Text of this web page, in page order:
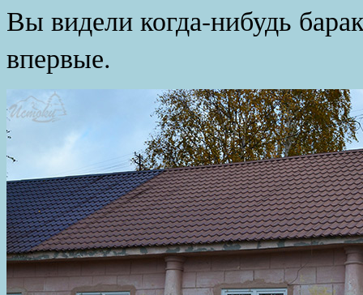
Вы видели когда-нибудь
впервые.